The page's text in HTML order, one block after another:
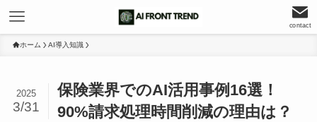
contact
ホーム AI導入知識
保険業界でのAI活用事例16選！
90%請求処理時間削減の理由は？
2025
3/31